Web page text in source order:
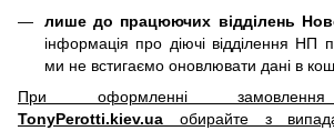
лише до працюючих відділень
інформація про діючі відділення НП
ми не встигаємо оновлювати дані в
При оформленні
TonyPerotti.kiev.ua обирайте з